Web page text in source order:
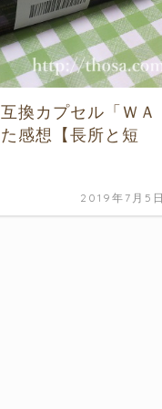
換カプセル「ＷＡ
感想【長所と短
2019年7月5